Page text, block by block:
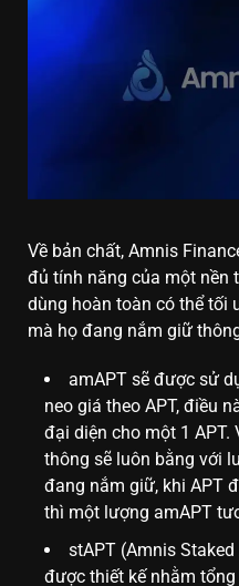
Về bản chất, Amnis
đủ tính năng của một nền
dùng hoàn toàn có thể tối
mà họ đang nắm giữ
amAPT sẽ được sử
neo giá theo APT, điều
đại diện cho một 1
thông sẽ luôn bằng với
đang nắm giữ, khi APT
thì một lượng amAPT
stAPT (Amnis
được thiết kế nhằm